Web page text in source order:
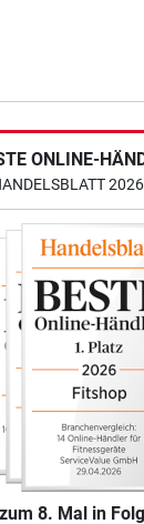
ONLINE-
8. Mal in